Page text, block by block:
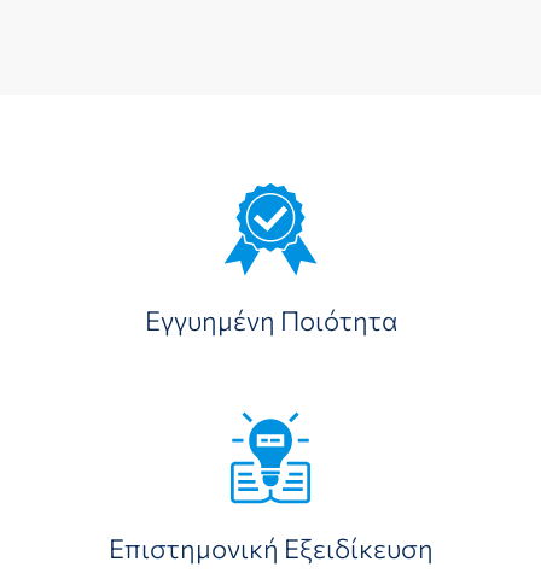
Εγγυημένη Ποιότητα
Επιστημονική Εξειδίκευση